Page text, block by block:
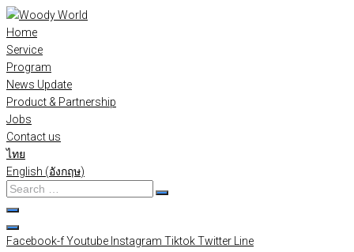
Skip
to
content
Home
Service
Program
News Update
Product & Partnership
Jobs
Contact us
ไทย
English (อังกฤษ)
Search
…
Facebook-fYoutube Instagram TiktokTwitter Line